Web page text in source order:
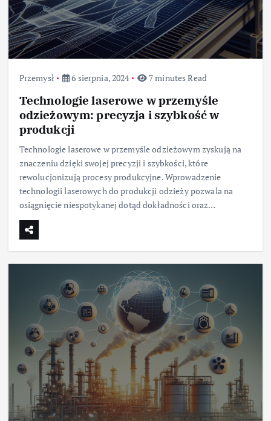
Przemysł 6 sierpnia, 2024 7 minutes Read
Technologie laserowe w przemyśle
odzieżowym: precyzja i szybkość w
produkcji
Technologie laserowe w przemyśle odzieżowym zyskują na
znaczeniu dzięki swojej precyzji i szybkości, które
rewolucjonizują procesy produkcyjne. Wprowadzenie
technologii laserowych do produkcji odzieży pozwala na
osiągnięcie niespotykanej dotąd dokładności oraz…